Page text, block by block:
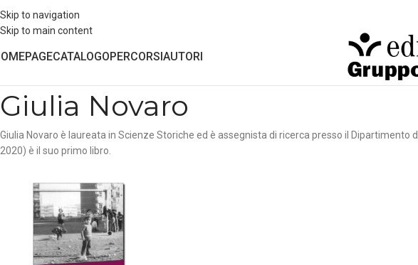
Skip to navigation
Skip to main content
CATALOGOPERCORSIAUTORI
Giulia Novaro
Giulia Novaro è laureata in Scienze Storiche ed è assegnista di ricerca presso il Dipartimento
2020) è il suo primo libro.